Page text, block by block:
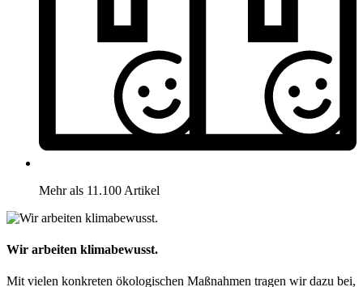
Mehr als 11.100 Artikel
Wir arbeiten klimabewusst.
Mit vielen konkreten ökologischen Maßnahmen tragen wir dazu bei,